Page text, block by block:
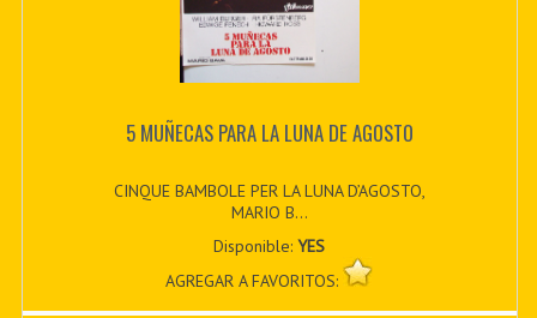
5 MUÑECAS PARA LA LUNA DE AGOSTO
CINQUE BAMBOLE PER LA LUNA D’AGOSTO,
MARIO B...
Disponible:YES
AGREGAR A FAVORITOS: